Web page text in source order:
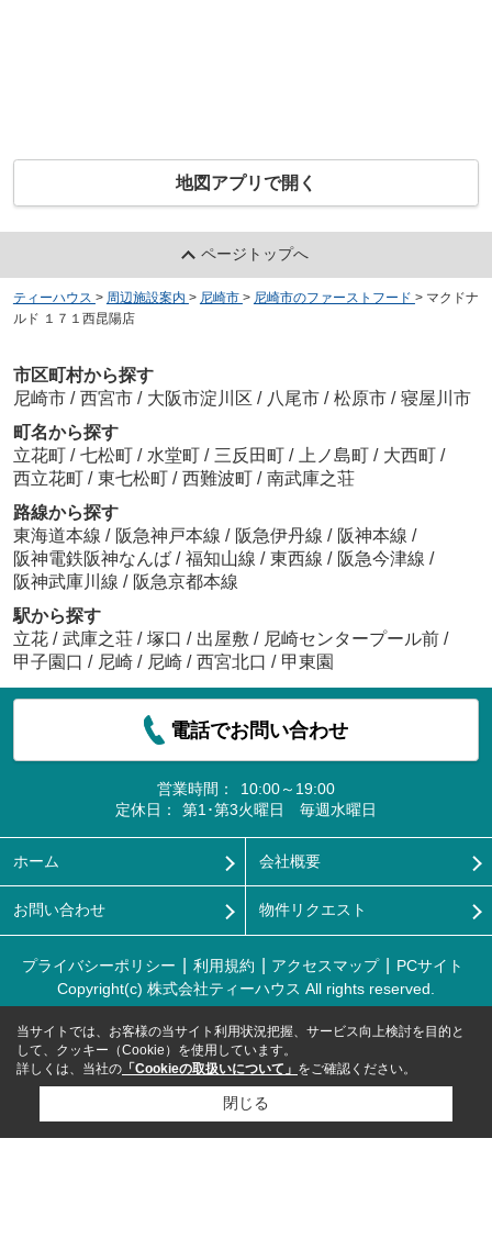
地図アプリで開く
ページトップへ
ティーハウス > 周辺施設案内 > 尼崎市 > 尼崎市のファーストフード > マクドナ
ルド １７１西昆陽店
市区町村から探す
尼崎市 / 西宮市 / 大阪市淀川区 / 八尾市 / 松原市 / 寝屋川市
町名から探す
立花町 / 七松町 / 水堂町 / 三反田町 / 上ノ島町 / 大西町 /
西立花町 / 東七松町 / 西難波町 / 南武庫之荘
路線から探す
東海道本線 / 阪急神戸本線 / 阪急伊丹線 / 阪神本線 /
阪神電鉄阪神なんば / 福知山線 / 東西線 / 阪急今津線 /
阪神武庫川線 / 阪急京都本線
駅から探す
立花 / 武庫之荘 / 塚口 / 出屋敷 / 尼崎センタープール前 /
甲子園口 / 尼崎 / 尼崎 / 西宮北口 / 甲東園
電話でお問い合わせ
営業時間：
10:00～19:00
定休日：
第1･第3火曜日 毎週水曜日
ホーム 会社概要
お問い合わせ 物件リクエスト
プライバシーポリシー 利用規約 アクセスマップ
PCサイト
Copyright(c) 株式会社ティーハウス All rights reserved.
当サイトでは、お客様の当サイト利用状況把握、サービス向上検討を目的と
して、クッキー（Cookie）を使用しています。
詳しくは、当社の 「Cookieの取扱いについて」 をご確認ください。
閉じる